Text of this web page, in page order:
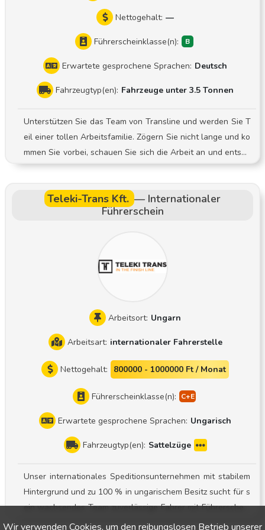
Nettogehalt: —
Führerscheinklasse(n):
Erwartete gesprochene Sprachen: Deutsch
Fahrzeugtyp(en): Fahrzeuge unter 3.5 Tonnen
Unterstützen Sie das Team von Transline und werden Sie T
eil einer tollen Arbeitsfamilie. Zögern Sie nicht lange und ko
mmen Sie vorbei, schauen Sie sich die Arbeit an und entsch
eiden Sie dann. Ihre Aufgaben Vorbereitung und Planung d
ngerechte Zustellung und Abholung von Sendungen bei Ge
schäfts- und Privatkunden Sorgfältige Dokumentation des Z
darauf, von Ihnen zu hören und Sie bei einem persönlichen
Gespräch kennenzulernen
Teleki-Trans Kft. — Internationaler
Führerschein
Arbeitsort: Ungarn
Arbeitsart: internationaler Fahrerstelle
Nettogehalt: 800000 - 1000000 Ft / Monat
Führerscheinklasse(n):
Erwartete gesprochene Sprachen: Ungarisch
Fahrzeugtyp(en): Sattelzüge
Unser internationales Speditionsunternehmen mit stabilem
Hintergrund und zu 100 % in ungarischem Besitz sucht für s
ein wachsendes Team zuverlässige Fahrer mit Führerschein
der Klasse CE ! Einsatzbereich: Sattelzug mit Planenaufliege
Wir verwenden Cookies, um den reibungslosen Betrieb unserer